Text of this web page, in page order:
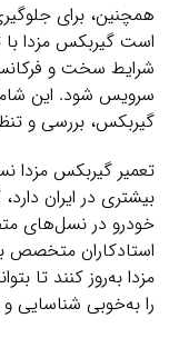
همچنین، برای
است گیربکس مزدا با
شرایط سخت و
سرویس شود. این
گیربکس، بررسی و
تعمیر گیربکس مزدا
بیشتری در ایران
خودرو در نسل‌های
استادکاران متخصص
مزدا به‌روز کنند تا
را به‌خوبی شناسایی